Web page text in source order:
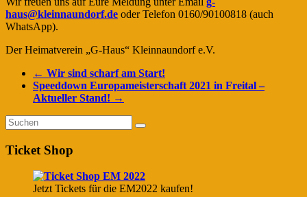
haus@kleinnaundorf.de oder Telefon 0160/90100818 (auch
WhatsApp).
Der Heimatverein „G-Haus“ Kleinnaundorf e.V.
← Wir sind scharf am Start!
Speeddown Europameisterschaft 2021 in Freital –
Aktueller Stand! →
Ticket Shop
Jetzt Tickets für die EM2022 kaufen!